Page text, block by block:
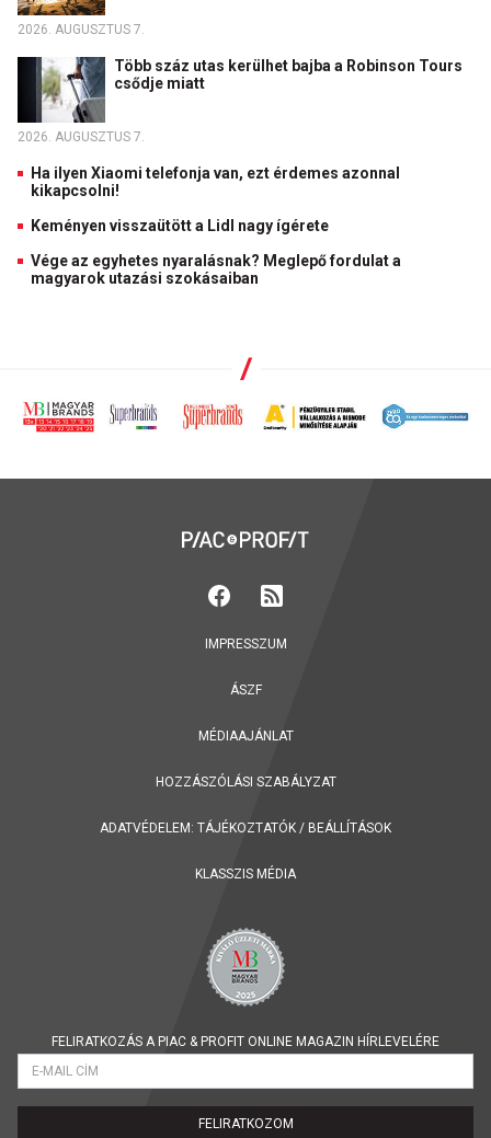
2026. AUGUSZTUS 7.
Több száz utas kerülhet bajba a Robinson Tours
csődje miatt
2026. AUGUSZTUS 7.
Ha ilyen Xiaomi telefonja van, ezt érdemes azonnal
kikapcsolni!
Keményen visszaütött a Lidl nagy ígérete
Vége az egyhetes nyaralásnak? Meglepő fordulat a
magyarok utazási szokásaiban
IMPRESSZUM
ÁSZF
MÉDIAAJÁNLAT
HOZZÁSZÓLÁSI SZABÁLYZAT
ADATVÉDELEM: TÁJÉKOZTATÓK / BEÁLLÍTÁSOK
KLASSZIS MÉDIA
FELIRATKOZÁS A PIAC & PROFIT ONLINE MAGAZIN HÍRLEVELÉRE
FELIRATKOZOM